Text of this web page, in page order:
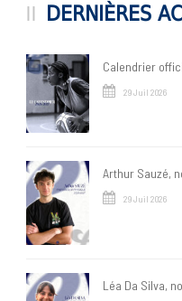
DERNIÈRES
Calendrier
29 Juil 2026
Arthur Sauzé,
29 Juil 2026
Léa Da Silva,